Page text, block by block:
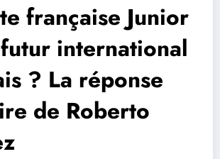
française Junior
international
? La réponse
de Roberto